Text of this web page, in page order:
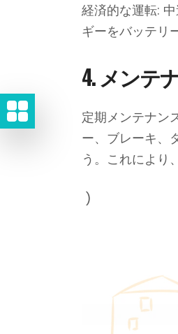
経済的な運転:
ギーをバッテリ
4. メンテ
定期メンテナン
ー、ブレーキ、
う。これにより
)